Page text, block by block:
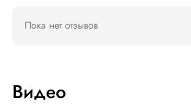
Пока нет отзывов
Видео